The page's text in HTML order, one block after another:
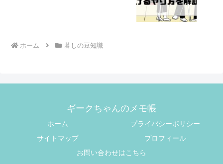
ホーム 暮しの豆知識
ギークちゃんのメモ帳
ホーム
プライバシーポリシー
サイトマップ
プロフィール
お問い合わせはこちら